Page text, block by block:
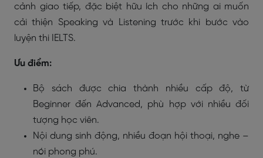
cảnh giao tiếp, đặc biệt hữu ích cho những ai muốn
cải thiện Speaking và Listening trước khi bước vào
luyện thi IELTS.
Ưu điểm:
Bộ sách được chia thành nhiều cấp độ, từ
Beginner đến Advanced, phù hợp với nhiều đối
tượng học viên.
Nội dung sinh động, nhiều đoạn hội thoại, nghe –
nói phong phú.